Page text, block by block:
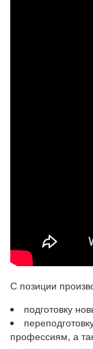
С позиции
подготовку
профессиям, а